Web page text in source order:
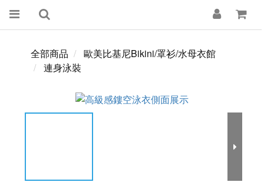
全部商品
歐美比基尼Bikini/罩衫/水母衣館
連身泳裝